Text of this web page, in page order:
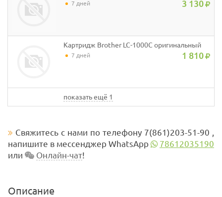
7 дней 3 130
Картридж Brother LC-1000C оригинальный
7 дней 1 810
показать ещё 1
Свяжитесь с нами по телефону 7(861)203-51-90 ,
напишите в мессенджер WhatsApp
78612035190
или
Онлайн-чат!
Описание